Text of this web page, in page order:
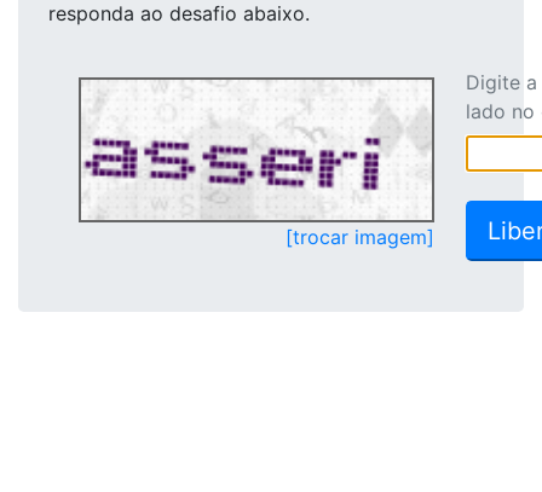
responda ao desafio abaixo.
[trocar imagem]
Digite
lado no